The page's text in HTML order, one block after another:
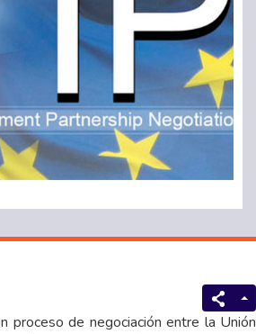
proceso de negociación entre la Unión